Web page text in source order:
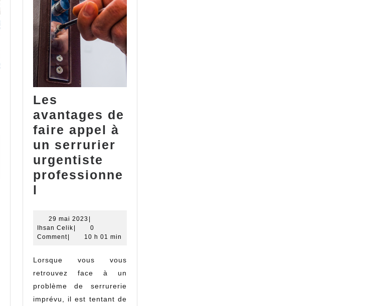
Les
avantages de
faire appel à
un serrurier
urgentiste
professionne
l
de
faire
à
un
serrurier
29 mai 2023 29
mai
2023
Ihsan CelikIhsan
Celik
0
Comment
10 h 01 min
Lorsque vous vous
retrouvez face à un
problème de serrurerie
imprévu, il est tentant de